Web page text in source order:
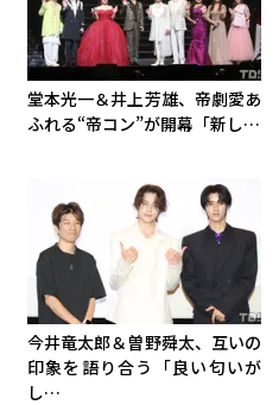
堂本光一＆井上芳雄、帝劇愛あ
ふれる“帝コン”が開幕「新し…
今井竜太郎＆曽野舜太、互いの
印象を語り合う「良い匂いが
し…